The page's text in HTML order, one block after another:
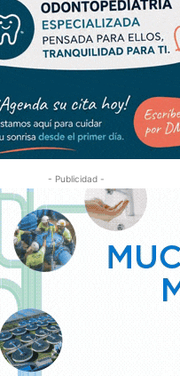
- Publicidad -